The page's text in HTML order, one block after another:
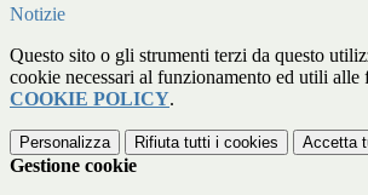
Notizie
Questo sito o gli strumenti terzi da questo
cookie necessari al funzionamento ed utili alle
COOKIE POLICY.
Personalizza Rifiuta tutti i cookies Accetta
Gestione cookie